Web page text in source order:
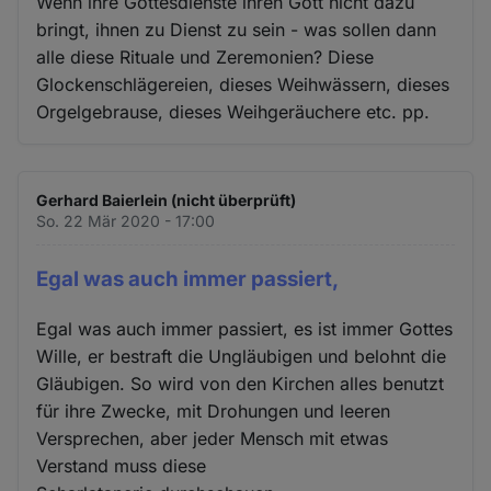
bringt, ihnen zu Dienst zu sein - was sollen dann
alle diese Rituale und Zeremonien? Diese
Glockenschlägereien, dieses Weihwässern, dieses
Orgelgebrause, dieses Weihgeräuchere etc. pp.
Gerhard Baierlein (nicht überprüft)
So. 22 Mär 2020 - 17:00
Egal was auch immer passiert,
Egal was auch immer passiert, es ist immer Gottes
Wille, er bestraft die Ungläubigen und belohnt die
Gläubigen. So wird von den Kirchen alles benutzt
für ihre Zwecke, mit Drohungen und leeren
Versprechen, aber jeder Mensch mit etwas
Verstand muss diese